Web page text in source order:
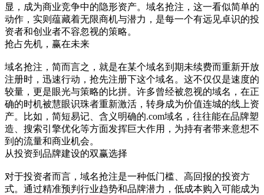
显，成为商业竞争中的隐形资产。域名抢注，这一看似简单的
动作，实则蕴藏着无限商机与潜力，是每一个有远见卓识的投
资者和创业者不容忽视的策略。
抢占先机，赢在未来
域名抢注，简而言之，就是在某个域名到期未续费而重新开放
注册时，迅速行动，抢先注册下这个域名。这不仅仅是速度的
较量，更是眼光与策略的比拼。许多曾经被忽视的域名，在正
确的时机被慧眼识珠者重新激活，转身成为价值连城的线上资
产。比如，简短易记、含义明确的.com域名，往往能在品牌塑
造、搜索引擎优化等方面发挥巨大作用，为持有者带来意想不
到的流量和商业机会。
从投资到品牌建设的双赢选择
对于投资者而言，域名抢注是一种低门槛、高回报的投资方
式。通过精准预判行业趋势和品牌潜力，低成本购入可能成为